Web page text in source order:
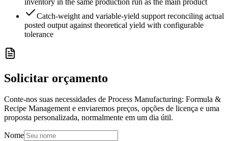
Catch-weight and variable-yield support reconciling actual
posted output against theoretical yield with configurable
tolerance
Solicitar orçamento
Conte-nos suas necessidades de Process Manufacturing: Formula &
Recipe Management e enviaremos preços, opções de licença e uma
proposta personalizada, normalmente em um dia útil.
Nome